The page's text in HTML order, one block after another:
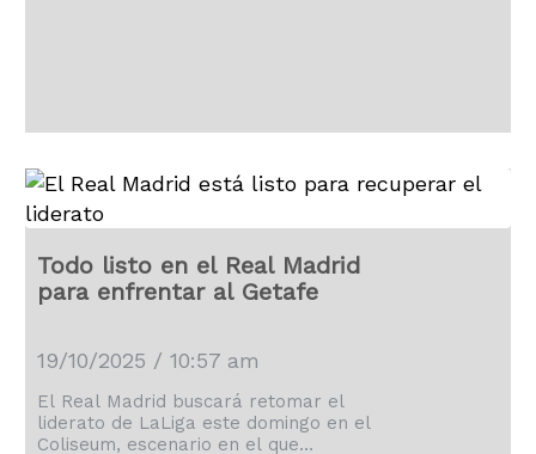
Todo listo en el Real Madrid
para enfrentar al Getafe
19/10/2025 / 10:57 am
El Real Madrid buscará retomar el
liderato de LaLiga este domingo en el
Coliseum, escenario en el que